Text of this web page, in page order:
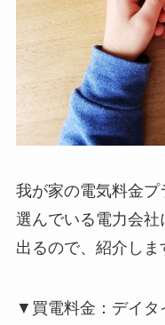
我が家の電気料金プ
選んでいる電力会
出るので、紹介しま
▼買電料金：デイタ